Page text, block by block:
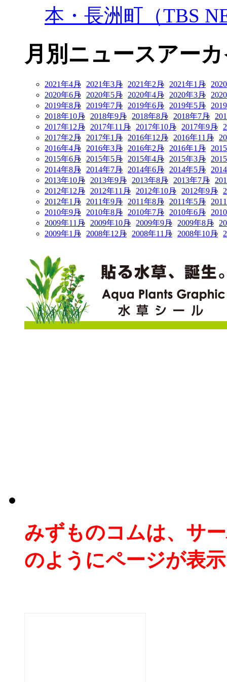
本・長洲町（TBS
月別ニュースアー
2021年4月 2021年3月 2021年2月 2021年1月
2020年6月
2020年5月 2020年4月 2020年3月
2019年8月
2019年7月 2019年6月 2019年5月
2018年10月
2018年9月 2018年8月 2018年7月
2017年12月
2017年11月 2017年10月 2017年9月
2017年2月
2017年1月 2016年12月 2016年11月
2016年4月
2016年3月 2016年2月 2016年1月
2015年6月
2015年5月 2015年4月 2015年3月
2014年8月
2014年7月 2014年6月 2014年5月
2013年10月
2013年9月 2013年8月 2013年7月
2012年12月
2012年11月 2012年10月 2012年9月
2012年1月
2011年9月 2011年8月 2011年5月
2010年9月
2010年8月 2010年7月 2010年6月
2009年11月
2009年10月 2009年9月 2009年8月
2009年1月
2008年12月 2008年11月 2008年10月
みずものコムは、サ
のようにページが表